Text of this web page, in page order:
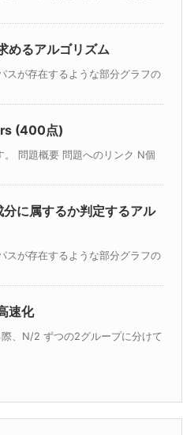
めるアルゴリズム
スが存在するような部分グラフの
(400点)
問題概要 問題へのリンク N個
に属するか判定するアル
スが存在するような部分グラフの
速化
、N/2 ずつの2グループに分けて